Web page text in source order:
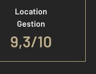
Location
Gestion
9,3/10